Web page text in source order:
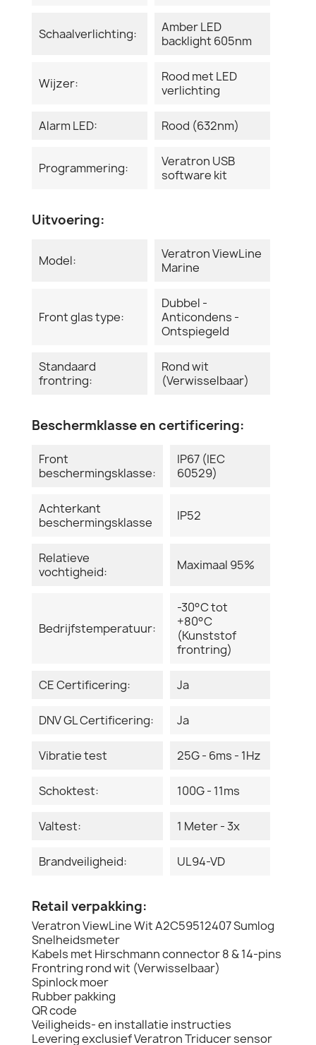
Schaalverlichting:
Amber LED
backlight 605nm
Wijzer:
Rood met LED
verlichting
Alarm LED: Rood (632nm)
Programmering:
Veratron USB
software kit
Uitvoering:
Model:
Veratron ViewLine
Marine
Front glas type:
Dubbel -
Anticondens -
Ontspiegeld
Standaard
frontring:
Rond wit
(Verwisselbaar)
Beschermklasse en certificering:
Front
beschermingsklasse:
IP67 (IEC
60529)
Achterkant
beschermingsklasse
IP52
Relatieve
vochtigheid:
Maximaal 95%
Bedrijfstemperatuur:
-30°C tot
+80°C
(Kunststof
frontring)
CE Certificering: Ja
DNV GL Certificering: Ja
Vibratie test 25G - 6ms - 1Hz
Schoktest: 100G - 11ms
Valtest: 1 Meter - 3x
Brandveiligheid: UL94-VD
Retail verpakking:
Veratron ViewLine Wit A2C59512407 Sumlog
Snelheidsmeter
Kabels met Hirschmann connector 8 & 14-pins
Frontring rond wit (Verwisselbaar)
Spinlock moer
Rubber pakking
QR code
Veiligheids- en installatie instructies
Levering exclusief Veratron Triducer sensor